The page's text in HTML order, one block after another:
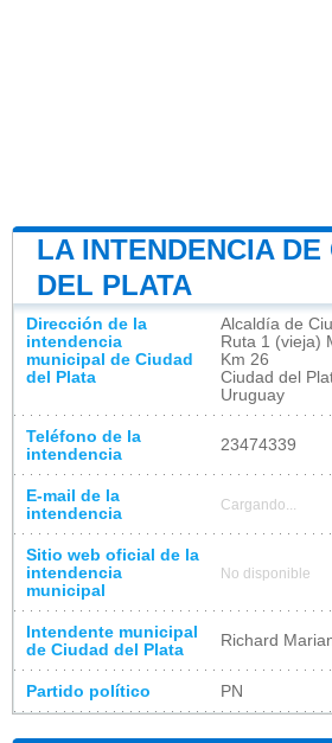
LA INTENDENCIA DE
DEL PLATA
Dirección de la
intendencia
municipal de Ciudad
del Plata
Alcaldía de
Ruta 1 (vieja)
Km 26
Ciudad del
Uruguay
Teléfono de la
intendencia
23474339
E-mail de la
intendencia
Cargando...
Sitio web oficial de la
intendencia
municipal
No disponible
Intendente municipal
de Ciudad del Plata
Richard
Partido político PN